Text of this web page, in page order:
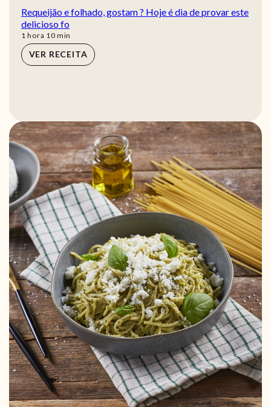
Requeijão e folhado, gostam ? Hoje é dia de provar este
delicioso fo
1 hora
hora 10min
min
VER RECEITA